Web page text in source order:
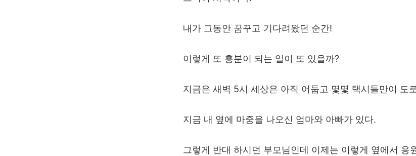
내가 그동안 꿈꾸고 기다려왔던 순간!
이렇게 또 흥분이 되는 일이 또 있을까?
지금은 새벽 5시 세상은 아직 어둡고 몇몇 택시들만이 도
지금 내 옆에 마중을 나오신 엄마와 아빠가 있다.
그렇게 반대 하시던 부모님인데 이제는 이렇게 옆에서 응